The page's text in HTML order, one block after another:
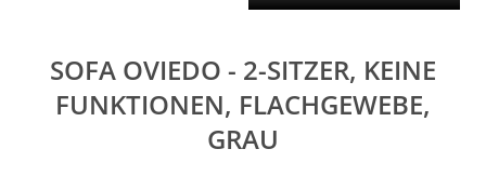
SOFA OVIEDO - 2-SITZER, KEINE
FUNKTIONEN, FLACHGEWEBE,
GRAU